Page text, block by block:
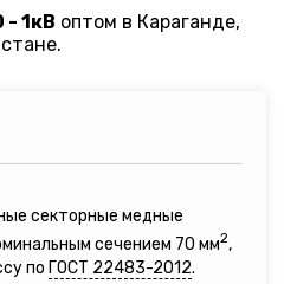
- 1кВ оптом в Караганде,
секторные медные
сечением 70 мм2,
по ГОСТ 22483-2012.